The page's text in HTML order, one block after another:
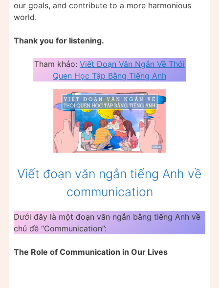
our goals, and contribute to a more harmonious
world.
Thank you for listening.
Tham khảo: Viết Đoạn Văn Ngắn Về Thói
Quen Học Tập Bằng Tiếng Anh
Viết đoạn văn ngắn tiếng Anh về
communication
Dưới đây là một đoạn văn ngắn bằng tiếng Anh về
chủ đề “Communication”:
The Role of Communication in Our Lives